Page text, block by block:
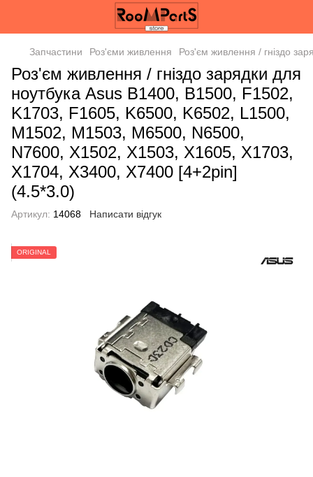
Запчастини Роз'єми живлення Роз'єм живлення / гніздо
Роз'єм живлення / гніздо зарядки для
ноутбука Asus B1400, B1500, F1502,
K1703, F1605, K6500, K6502, L1500,
M1502, M1503, M6500, N6500,
N7600, X1502, X1503, X1605, X1703,
X1704, X3400, X7400 [4+2pin]
(4.5*3.0)
Артикул: 14068 Написати відгук
ORIGINAL